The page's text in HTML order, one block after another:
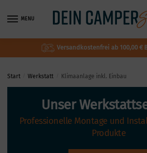
MENU
Versandkostenfrei ab 100,00 €
Start Werkstatt Klimaanlage inkl. Einbau
Unser
Professionelle Montage und
Produkte